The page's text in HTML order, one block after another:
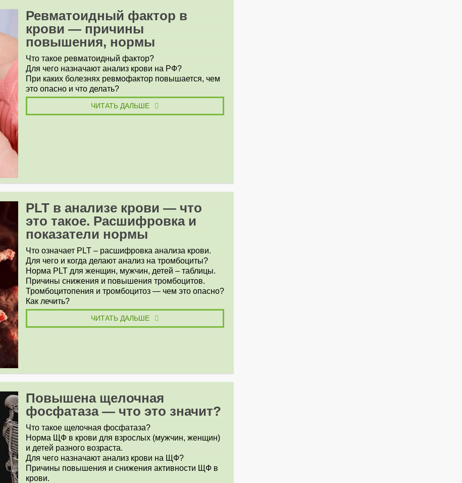
Ревматоидный фактор в
крови — причины
повышения, нормы
Что такое ревматоидный фактор?
Для чего назначают анализ крови на РФ?
При каких болезнях ревмофактор повышается, чем
это опасно и что делать?
ЧИТАТЬ ДАЛЬШЕ
PLT в анализе крови — что
это такое. Расшифровка и
показатели нормы
Что означает PLT – расшифровка анализа крови.
Для чего и когда делают анализ на тромбоциты?
Норма PLT для женщин, мужчин, детей – таблицы.
Причины снижения и повышения тромбоцитов.
Тромбоцитопения и тромбоцитоз — чем это опасно?
Как лечить?
ЧИТАТЬ ДАЛЬШЕ
Повышена щелочная
фосфатаза — что это значит?
Что такое щелочная фосфатаза?
Норма ЩФ в крови для взрослых (мужчин, женщин)
и детей разного возраста.
Для чего назначают анализ крови на ЩФ?
Причины повышения и снижения активности ЩФ в
крови.